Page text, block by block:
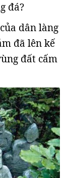
đá?
dân làng
đã lên kế
đất cấm